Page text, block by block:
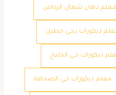
معلم دهان شمال الرياض
ديكورات بحي حطين
ديكورات حي الخليج
معلم ديكورات حي الصحافة